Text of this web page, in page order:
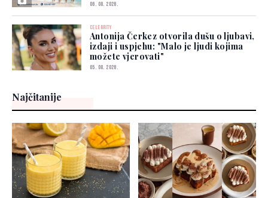
06. 08. 2026.
CELEBRITY
Antonija Čerkez otvorila dušu o ljubavi,
izdaji i uspjehu: "Malo je ljudi kojima
možete vjerovati"
05. 08. 2026.
Najčitanije